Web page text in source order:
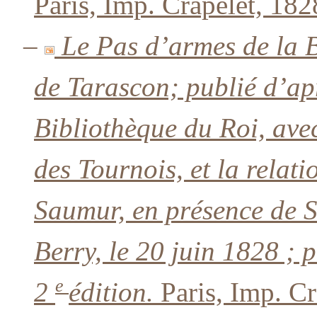
–
Le Pas d’armes de la
de Tarascon; publié
Bibliothèque du Roi,
des Tournois, et la
Saumur, en présence de
Berry, le 20 juin 1828 ;
2 e édition. Paris, Imp.